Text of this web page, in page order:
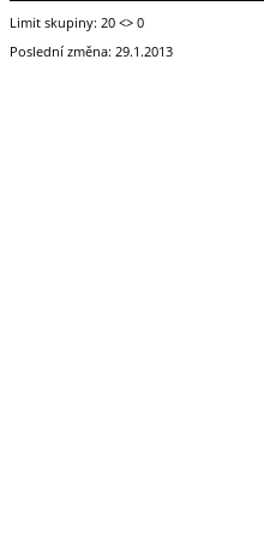
Limit skupiny: 20 <> 0
Poslední změna: 29.1.2013